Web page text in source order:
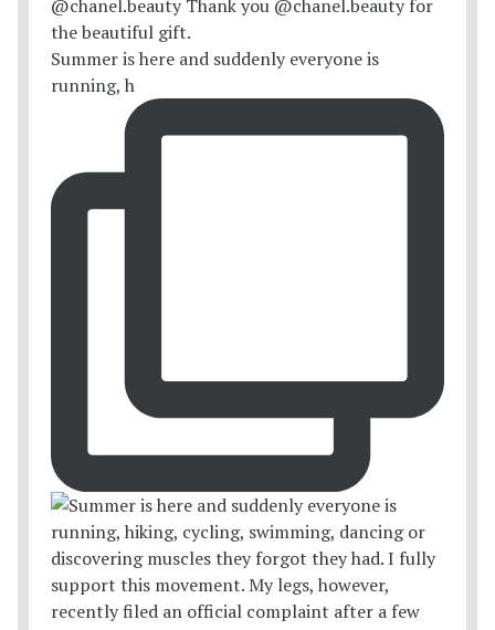
Summer is here and suddenly everyone is
running, h